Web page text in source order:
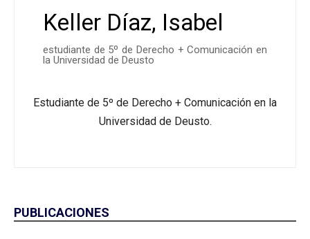
Keller Díaz, Isabel
estudiante de 5º de Derecho + Comunicación en
la Universidad de Deusto
Estudiante de 5º de Derecho + Comunicación en la
Universidad de Deusto.
PUBLICACIONES